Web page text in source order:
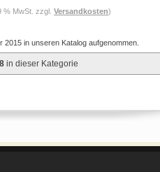
% MwSt. zzgl. Versandkosten)
in unseren Katalog aufgenommen.
8 in dieser Kategorie